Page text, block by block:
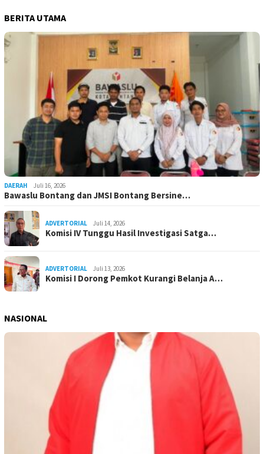
BERITA UTAMA
DAERAH Juli 16, 2026
Bawaslu Bontang dan JMSI Bontang Bersine…
ADVERTORIAL Juli 14, 2026
Komisi IV Tunggu Hasil Investigasi Satga…
ADVERTORIAL Juli 13, 2026
Komisi I Dorong Pemkot Kurangi Belanja A…
NASIONAL